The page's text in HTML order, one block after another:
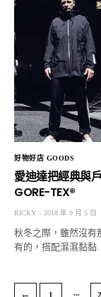
好物好店 GOODS
愛迪達把經典與
GORE-TEX®
RICKY 2018 年 9 月 5 日
秋冬之際，雖然沒有
有的，搭配濕濕黏黏…
← 1 ...